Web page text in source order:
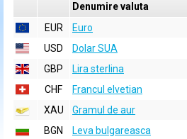
Denumire valuta
EUR
Euro
USD
Dolar SUA
GBP
Lira sterlina
CHF
Francul elvetian
XAU
Gramul de aur
BGN
Leva bulgareasca